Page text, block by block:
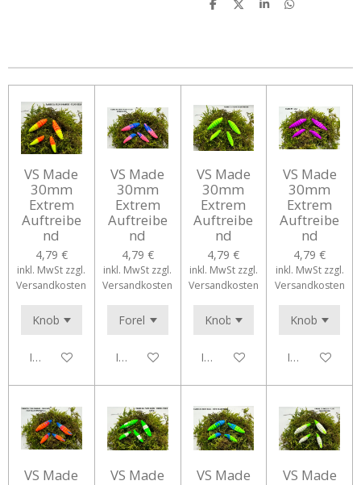
T
n
T
n
T
n
T
n
VS Made
30mm
Extrem
Auftreibe
nd
4,79 €
inkl. MwSt zzgl.
Versandkosten
In den Warenkorb
VS Made
30mm
Extrem
Auftreibe
nd
4,79 €
inkl. MwSt zzgl.
Versandkosten
In den Warenkorb
VS Made
30mm
Extrem
Auftreibe
nd
4,79 €
inkl. MwSt zzgl.
Versandkosten
In den Warenkorb
VS Made
30mm
Extrem
Auftreibe
nd
4,79 €
inkl. MwSt zzgl.
Versandkosten
In den
VS Made
VS Made
VS Made
VS Made